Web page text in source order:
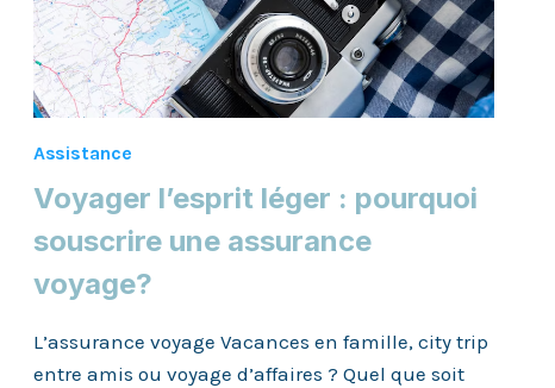
Assistance
Voyager l’esprit léger : pourquoi
souscrire une assurance
voyage?
L’assurance voyage Vacances en famille, city trip
entre amis ou voyage d’affaires ? Quel que soit